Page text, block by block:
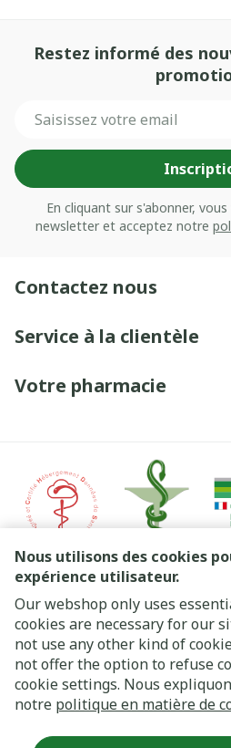
Nous utilisons des cookies
expérience utilisateur.
Our webshop only uses
cookies are necessary for our
not use any other kind of
not offer the option to refuse
cookie settings. Nous
notre politique en matière de
Restez informé des
En cliquant sur s'abonner,
newsletter et acceptez notre
Contactez nous
Service à la clientèle
Votre pharmacie
Liens légaux